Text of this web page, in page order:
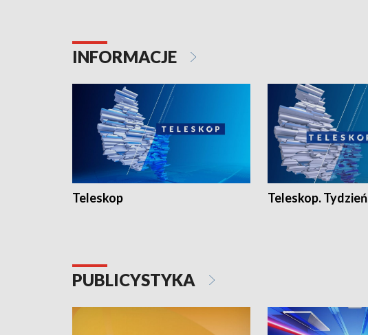
INFORMACJE
Teleskop Teleskop. Tydzień
PUBLICYSTYKA